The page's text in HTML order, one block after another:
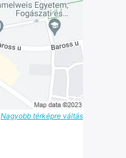
Nagyobb térképre váltás